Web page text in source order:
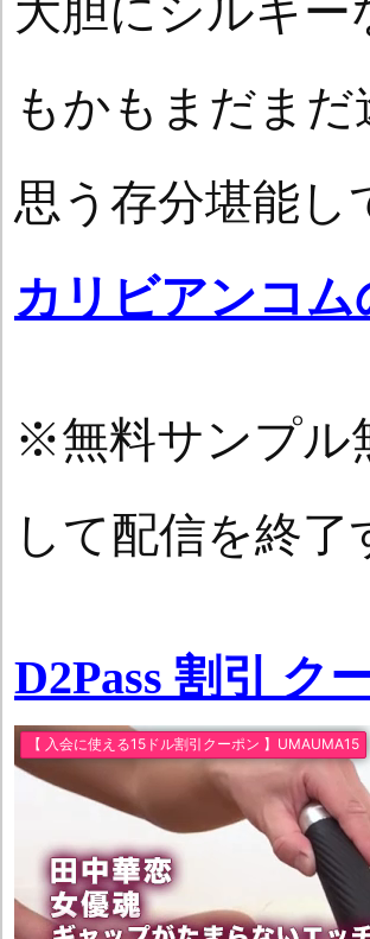
大胆にシルキ
もかもまだま
思う存分堪能し
カリビアンコ
※無料サンプル
して配信を終
D2Pass 割引 ク